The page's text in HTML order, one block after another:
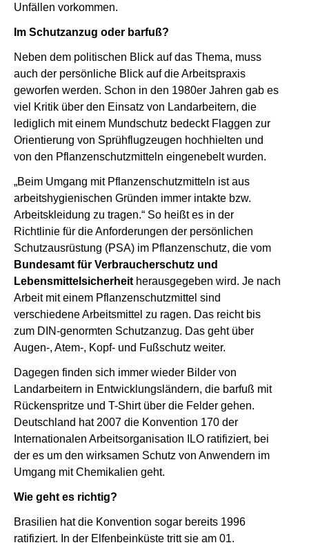
Unfällen vorkommen.
Im Schutzanzug oder barfuß?
Neben dem politischen Blick auf das Thema, muss
auch der persönliche Blick auf die Arbeitspraxis
geworfen werden. Schon in den 1980er Jahren gab es
viel Kritik über den Einsatz von Landarbeitern, die
lediglich mit einem Mundschutz bedeckt Flaggen zur
Orientierung von Sprühflugzeugen hochhielten und
von den Pflanzenschutzmitteln eingenebelt wurden.
„Beim Umgang mit Pflanzenschutzmitteln ist aus
arbeitshygienischen Gründen immer intakte bzw.
Arbeitskleidung zu tragen.“ So heißt es in der
Richtlinie für die Anforderungen der persönlichen
Schutzausrüstung (PSA) im Pflanzenschutz, die vom
Bundesamt für Verbraucherschutz und
Lebensmittelsicherheit herausgegeben wird. Je nach
Arbeit mit einem Pflanzenschutzmittel sind
verschiedene Arbeitsmittel zu ragen. Das reicht bis
zum DIN-genormten Schutzanzug. Das geht über
Augen-, Atem-, Kopf- und Fußschutz weiter.
Dagegen finden sich immer wieder Bilder von
Landarbeitern in Entwicklungsländern, die barfuß mit
Rückenspritze und T-Shirt über die Felder gehen.
Deutschland hat 2007 die Konvention 170 der
Internationalen Arbeitsorganisation ILO ratifiziert, bei
der es um den wirksamen Schutz von Anwendern im
Umgang mit Chemikalien geht.
Wie geht es richtig?
Brasilien hat die Konvention sogar bereits 1996
ratifiziert. In der Elfenbeinküste tritt sie am 01.